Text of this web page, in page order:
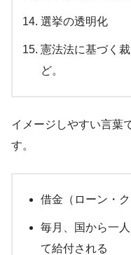
選挙の透明化
憲法法に基づく
ど。
イメージしやすい言葉
す。
借金（ローン・
毎月、国から一
て給付される